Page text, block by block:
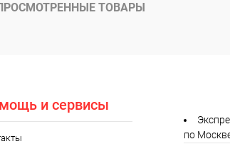
ТОВАРЫ
и сервисы
по